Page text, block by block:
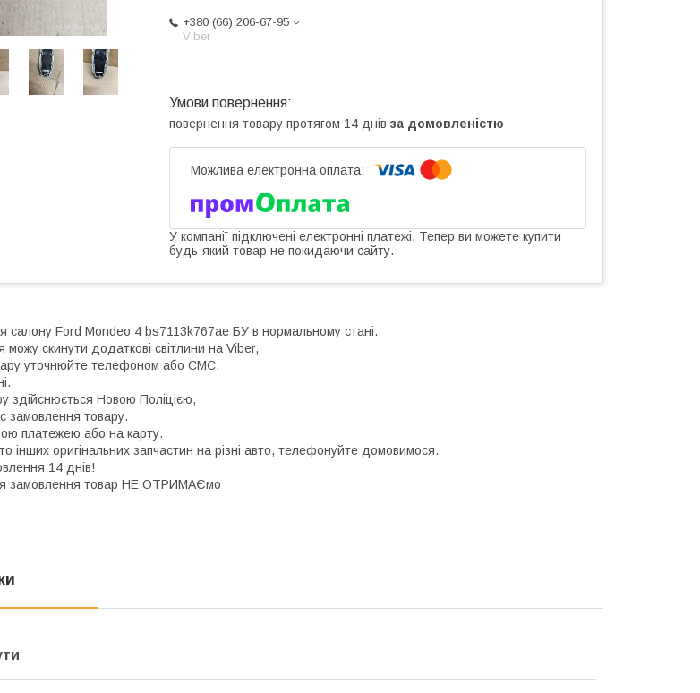
+380 (66) 206-67-95
Viber
повернення товару протягом 14 днів за домовленістю
У компанії підключені електронні платежі. Тепер ви можете купити
будь-який товар не покидаючи сайту.
салону Ford Mondeo 4 bs7113k767ae БУ в нормальному стані.
скинути додаткові світлини на Viber,
уточнюйте телефоном або СМС.
здійснюється Новою Поліцією,
замовлення товару.
платежею або на карту.
інших оригінальних запчастин на різні авто, телефонуйте домовимося.
14 днів!
замовлення товар НЕ ОТРИМАЄмо